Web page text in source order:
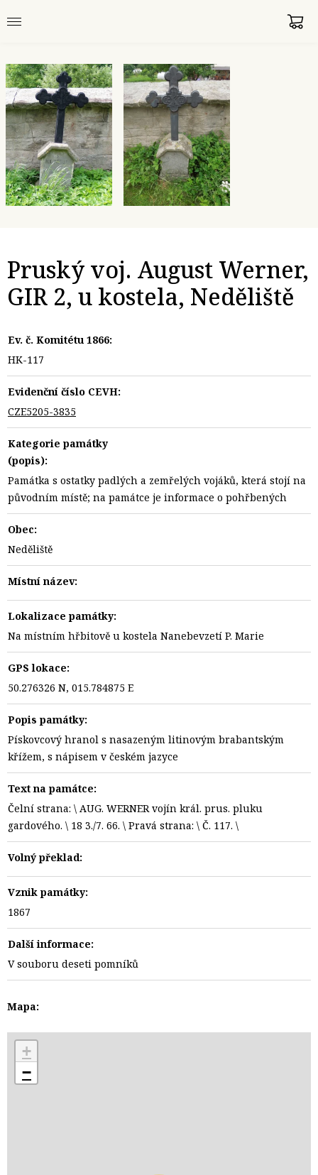
Pruský voj. August Werner,
GIR 2, u kostela, Neděliště
Ev. č. Komitétu 1866:
HK-117
Evidenční číslo CEVH:
CZE5205-3835
Kategorie památky
(popis):
Památka s ostatky padlých a zemřelých vojáků, která stojí na
původním místě; na památce je informace o pohřbených
Obec:
Neděliště
Místní název:
Lokalizace památky:
Na místním hřbitově u kostela Nanebevzetí P. Marie
GPS lokace:
50.276326 N, 015.784875 E
Popis památky:
Pískovcový hranol s nasazeným litinovým brabantským
křížem, s nápisem v českém jazyce
Text na památce:
Čelní strana: \ AUG. WERNER vojín král. prus. pluku
gardového. \ 18 3./7. 66. \ Pravá strana: \ Č. 117. \
Volný překlad:
Vznik památky:
1867
Další informace:
V souboru deseti pomníků
Mapa:
+
−